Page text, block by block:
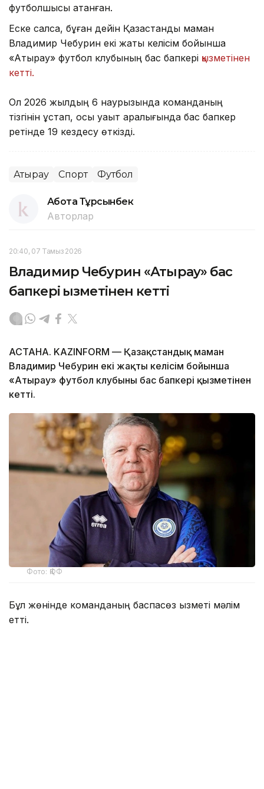
футболшысы атанған.
Еске салсақ, бұған дейін Қазақстандық маман
Владимир Чебурин екі жақты келісім бойынша
«Атырау» футбол клубының бас бапкері қызметінен
кетті.
Ол 2026 жылдың 6 наурызында команданың
тізгінін ұстап, осы уақыт аралығында бас бапкер
ретінде 19 кездесу өткізді.
Атырау Спорт Футбол
Ақбота Тұрсынбек
Авторлар
20:40, 07 Тамыз 2026
Владимир Чебурин «Атырау» бас
бапкері қызметінен кетті
АСТАНА. KAZINFORM — Қазақстандық маман
Владимир Чебурин екі жақты келісім бойынша
«Атырау» футбол клубының бас бапкері қызметінен
кетті.
Фото: ҚФФ
Бұл жөнінде команданың баспасөз қызметі мәлім
етті.